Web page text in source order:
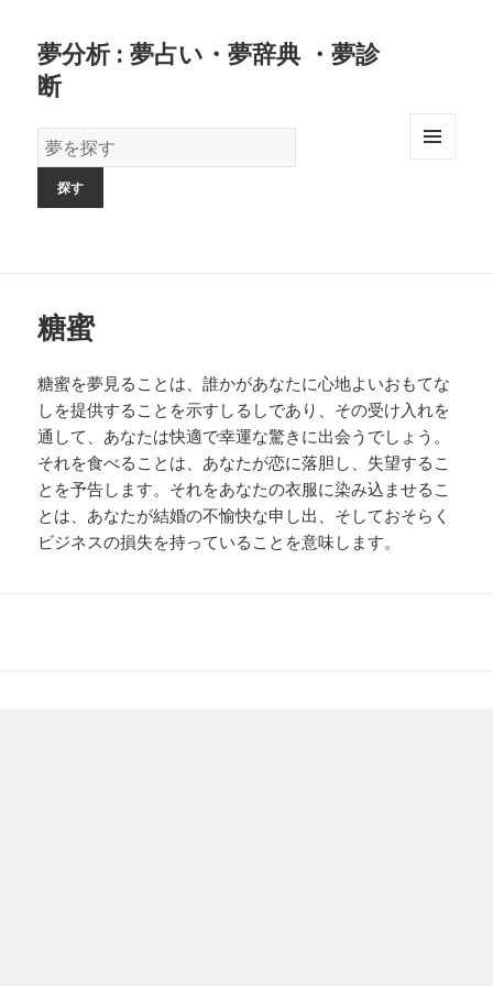
夢分析 : 夢占い・夢辞典 ・夢診
断
夢
の
糖蜜
糖蜜を夢見ることは、誰かがあなたに心地よいおもてな
しを提供することを示すしるしであり、その受け入れを
通して、あなたは快適で幸運な驚きに出会うでしょう。
それを食べることは、あなたが恋に落胆し、失望するこ
とを予告します。それをあなたの衣服に染み込ませるこ
とは、あなたが結婚の不愉快な申し出、そしておそらく
ビジネスの損失を持っていることを意味します。